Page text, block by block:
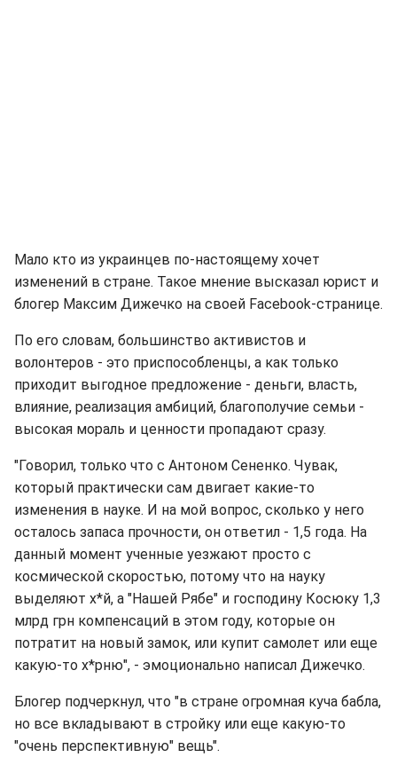
Мало кто из украинцев по-настоящему хочет
изменений в стране. Такое мнение высказал юрист и
блогер Максим Дижечко на своей Facebook-странице.
По его словам, большинство активистов и
волонтеров - это приспособленцы, а как только
приходит выгодное предложение - деньги, власть,
влияние, реализация амбиций, благополучие семьи -
высокая мораль и ценности пропадают сразу.
"Говорил, только что с Антоном Сененко. Чувак,
который практически сам двигает какие-то
изменения в науке. И на мой вопрос, сколько у него
осталось запаса прочности, он ответил - 1,5 года. На
данный момент ученные уезжают просто с
космической скоростью, потому что на науку
выделяют х*й, а "Нашей Рябе" и господину Косюку 1,3
млрд грн компенсаций в этом году, которые он
потратит на новый замок, или купит самолет или еще
какую-то х*рню", - эмоционально написал Дижечко.
Блогер подчеркнул, что "в стране огромная куча бабла,
но все вкладывают в стройку или еще какую-то
"очень перспективную" вещь".